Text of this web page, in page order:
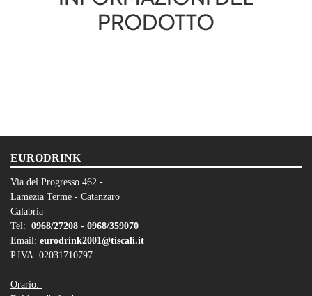
PRODOTTO
EURODRINK
Via del Progresso 462 -
Lamezia Terme - Catanzaro
Calabria
Tel: 0968/27208 - 0968/359070
Email: eurodrink2001@tiscali.it
P.IVA: 02031710797
Orario: